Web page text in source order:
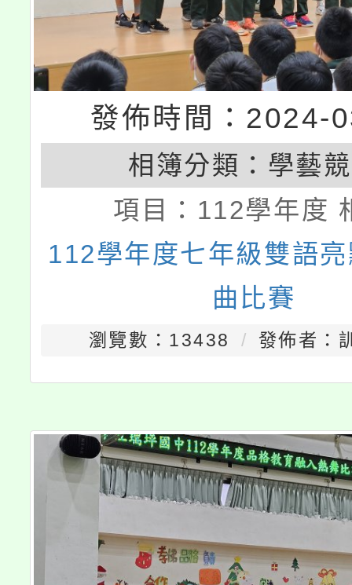
發佈時間：2024-
相簿分類： 學藝
項目： 112學年度
112學年度七年級雙語
曲比賽
瀏覽數：13438 發佈者：